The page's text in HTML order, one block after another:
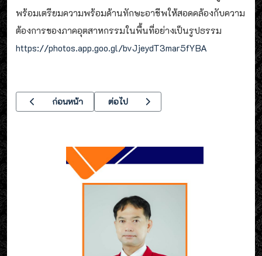
พร้อมเตรียมความพร้อมด้านทักษะอาชีพให้สอดคล้องกับความ
ต้องการของภาคอุตสาหกรรมในพื้นที่อย่างเป็นรูปธรรม
https://photos.app.goo.gl/bvJjeydT3mar5fYBA
เนื้อหาก่อนหน้า: โครงการส่งเสริมคุณภาพให้ความรู้แก่ครูและบุคล
ก่อนหน้า เนื้อหาถัดไป: ประชาสัมพันธ์ .นักศึกษา ปวส
ต่อไป